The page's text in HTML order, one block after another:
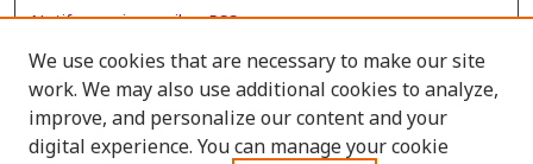
Notify me via email orRSS
Browse
Collections
Disciplines
We use cookies that are necessary to make our site
work. We may also use additional cookies to analyze,
improve, and personalize our content and your
digital experience. You can manage your cookie